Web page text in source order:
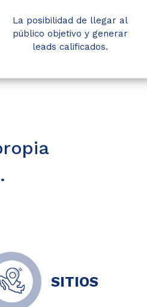
La posibilidad de llegar al
público objetivo y generar
leads calificados.
SITIOS